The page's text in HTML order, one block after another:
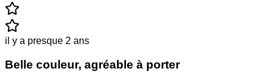
il y a presque 2 ans
Belle couleur, agréable à porter